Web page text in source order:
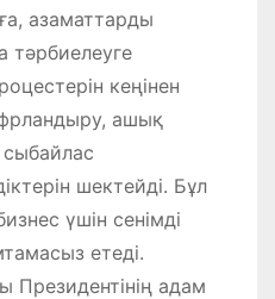
азаматтарды
тәрбиелеуге
кеңінен
ашық
шектейді. Бұл
үшін сенімді
етеді.
Президентінің адам